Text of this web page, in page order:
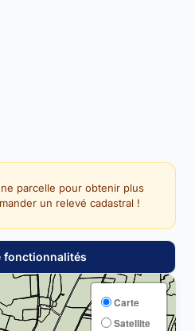
parcelle pour obtenir plus
un relevé cadastral !
fonctionnalités
Carte
Satellite